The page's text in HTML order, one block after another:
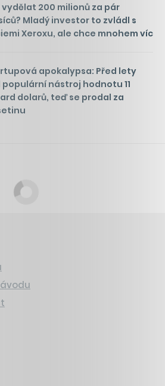
vydělat 200 milionů za pár
Mladý investor to zvládl s
Xeroxu, ale chce mnohem víc
apokalypsa: Před lety
populární nástroj hodnotu 11
dolarů, teď se prodal za